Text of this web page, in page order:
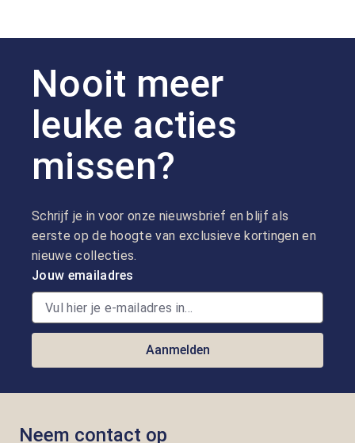
Nooit meer
leuke acties
missen?
Schrijf je in voor onze nieuwsbrief en blijf als
eerste op de hoogte van exclusieve kortingen en
nieuwe collecties.
Jouw emailadres
Aanmelden
Neem contact op